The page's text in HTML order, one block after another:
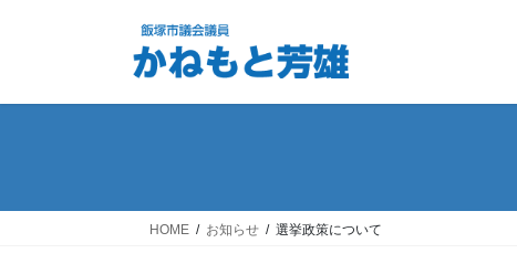
HOME お知らせ 選挙政策について